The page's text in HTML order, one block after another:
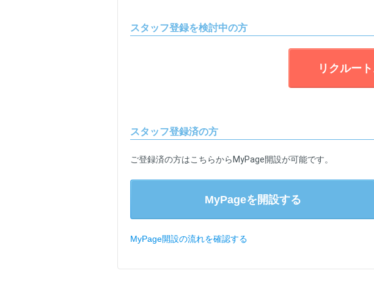
スタッフ登録を検討中の方
リクルー
スタッフ登録済の方
ご登録済の方はこちらからMyPage開設が可能です。
MyPageを開設する
MyPage開設の流れを確認する